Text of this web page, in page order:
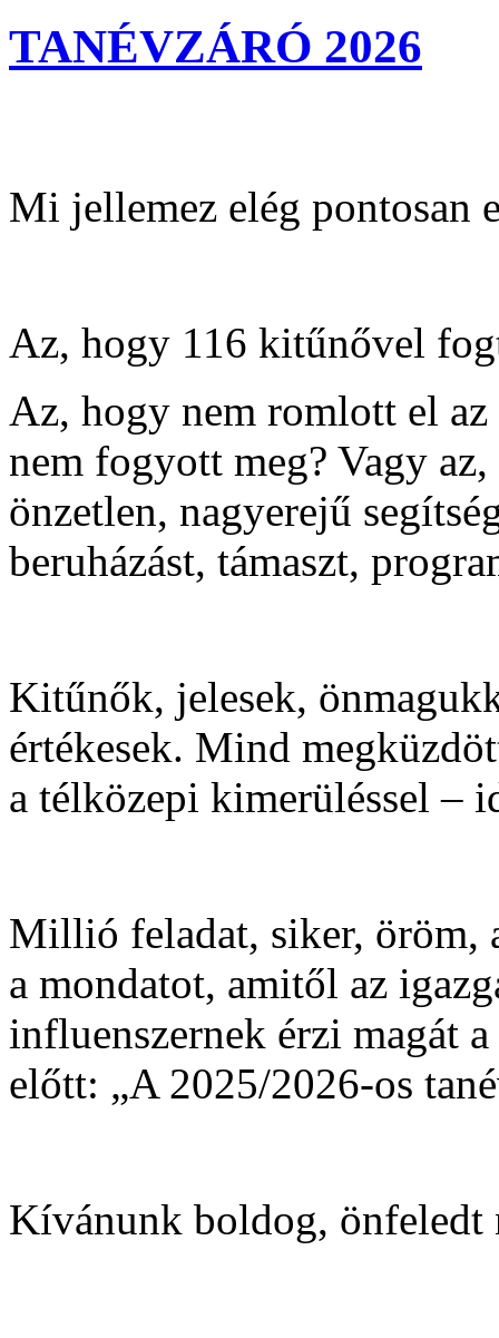
TANÉVZÁRÓ 2026
Mi jellemez elég pontosan
Az, hogy 116 kitűnővel
Az, hogy nem romlott el
nem fogyott meg? Vagy
önzetlen, nagyerejű
beruházást, támaszt,
Kitűnők, jelesek,
értékesek. Mind
a télközepi kimerüléssel –
Millió feladat, siker, öröm,
a mondatot, amitől az
influenszernek érzi magát
előtt: „A 2025/2026-os
Kívánunk boldog, önfeledt